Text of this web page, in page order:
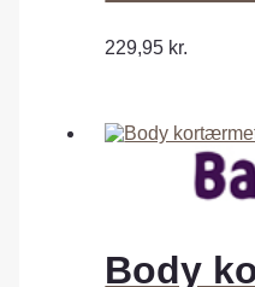
229,95 kr.
Body